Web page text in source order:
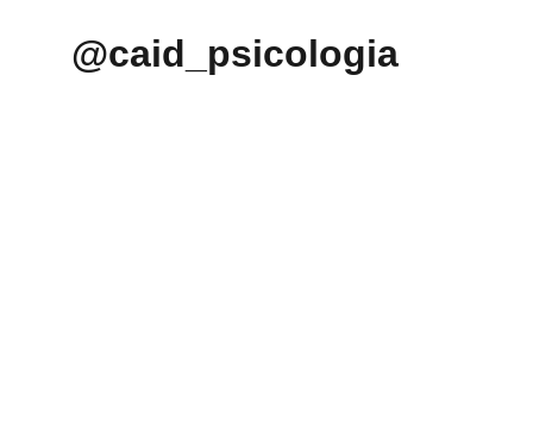
@caid_psicologia